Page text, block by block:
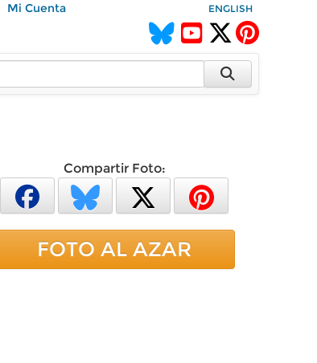
Mi Cuenta ENGLISH
Compartir Foto:
FOTO AL AZAR